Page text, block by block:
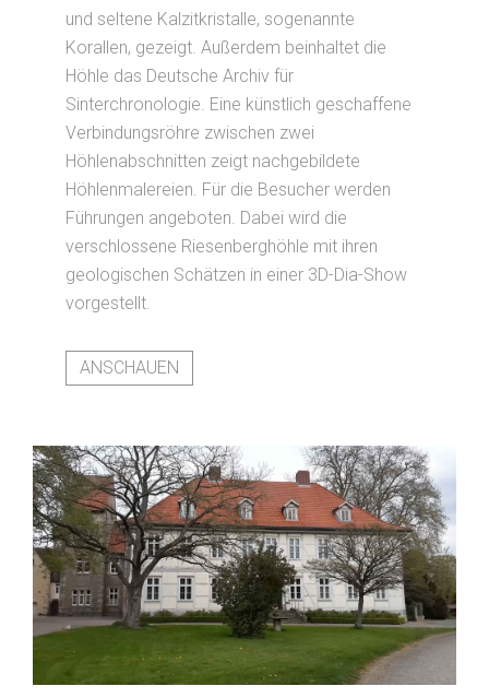
und seltene Kalzitkristalle, sogenannte
Korallen, gezeigt. Außerdem beinhaltet die
Höhle das Deutsche Archiv für
Sinterchronologie. Eine künstlich geschaffene
Verbindungsröhre zwischen zwei
Höhlenabschnitten zeigt nachgebildete
Höhlenmalereien. Für die Besucher werden
Führungen angeboten. Dabei wird die
verschlossene Riesenberghöhle mit ihren
geologischen Schätzen in einer 3D-Dia-Show
vorgestellt.
ANSCHAUEN